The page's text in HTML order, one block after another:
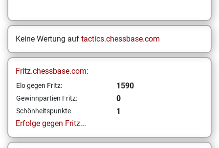
Keine Wertung auf tactics.chessbase.com
Fritz.chessbase.com:
Elo gegen Fritz: 1590
Gewinnpartien Fritz: 0
Schönheitspunkte
1
Erfolge gegen Fritz...